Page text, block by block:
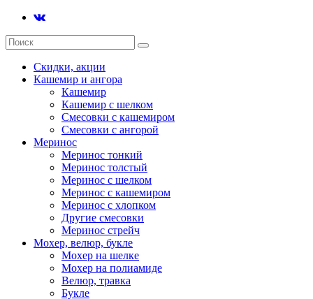
Скидки, акции
Кашемир и ангора
Кашемир
Кашемир с шелком
Смесовки с кашемиром
Смесовки с ангорой
Меринос
Меринос тонкий
Меринос толстый
Меринос с шелком
Меринос с кашемиром
Меринос с хлопком
Другие смесовки
Меринос стрейч
Мохер, велюр, букле
Мохер на шелке
Мохер на полиамиде
Велюр, травка
Букле